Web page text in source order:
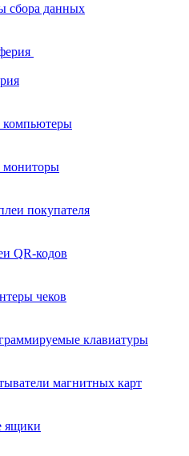
сбора данных
компьютеры
мониторы
покупателя
QR-кодов
чеков
клавиатуры
магнитных карт
ящики